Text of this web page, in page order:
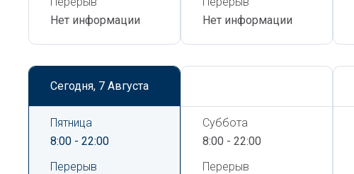
Нет информации
Нет информации
Сегодня, 7 Августа
Пятница
8:00 - 22:00
Перерыв
Суббота
8:00 - 22:00
Перерыв